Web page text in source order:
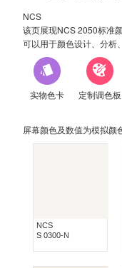
NCS
该页展现NCS 2050标准
可以用于颜色设计、分析
实物色卡 定制调色板
屏幕颜色及数值为模拟颜
NCS
S 0300-N